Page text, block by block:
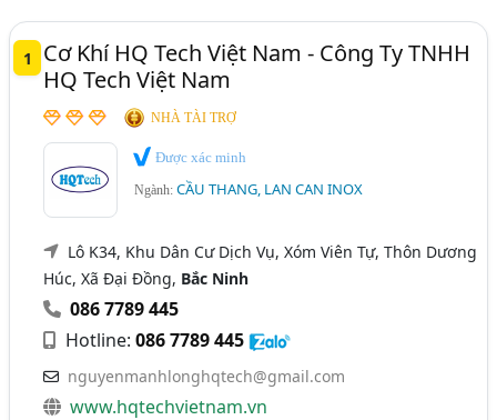
Vĩnh Phúc
Long An
Tây Ninh
1
Cơ Khí HQ Tech Việt Nam - Công Ty TNHH
HQ Tech Việt Nam
NHÀ TÀI TRỢ
Được xác minh
Ngành:CẦU THANG, LAN CAN INOX
Lô K34, Khu Dân Cư Dịch Vụ, Xóm Viên Tự, Thôn Dương
Húc, Xã Đại Đồng, Bắc Ninh
086 7789 445
Hotline:086 7789 445
nguyenmanhlonghqtech@gmail.com
www.hqtechvietnam.vn